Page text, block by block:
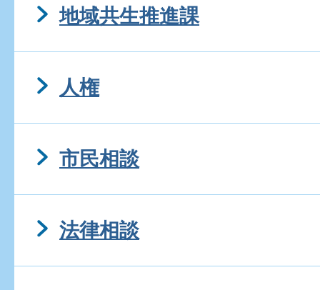
地域共生推進課
人権
市民相談
法律相談